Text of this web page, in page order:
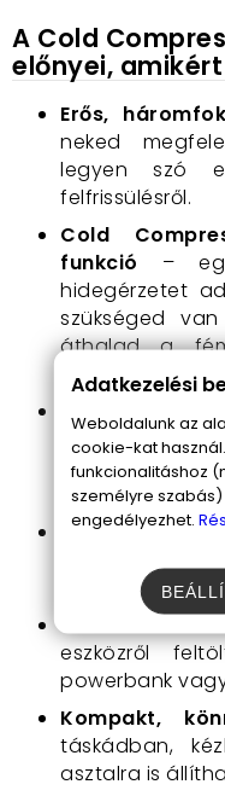
A Cold
előnyei,
Erős,
neked
legyen szó
felfrissülésről.
Cold
funkció
–
hidegérzetet
szükséged
áthalad a
tovább hűti a
Külön
compress
mindkettőt
Beépített
üzemidő, hogy
utazás, munka
USB töltés
–
eszközről
powerbank
Kompakt,
táskádban,
asztalra is
Adatkezelési
Weboldalunk az
cookie-kat
funkcionalitáshoz
személyre
engedélyezhet.